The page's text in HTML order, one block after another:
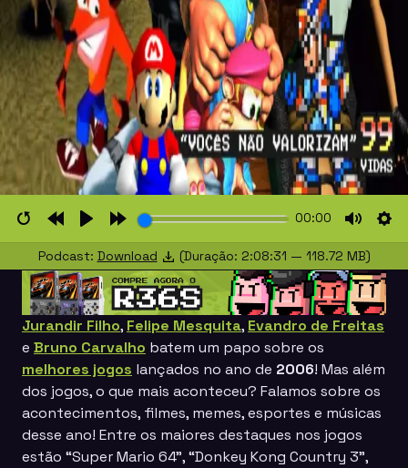
RestartRewind
10s
PlayForward
10s
00:00
Mute
Podcast: Download (Duração: 2:08:31 — 118.72 MB)
Jurandir Filho, Felipe Mesquita, Evandro de Freitas
e Bruno Carvalho batem um papo sobre os
melhores jogos lançados no ano de 2006! Mas além
dos jogos, o que mais aconteceu? Falamos sobre os
acontecimentos, filmes, memes, esportes e músicas
desse ano! Entre os maiores destaques nos jogos
estão “Super Mario 64”, “Donkey Kong Country 3”,